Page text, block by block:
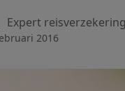
Expert
2016